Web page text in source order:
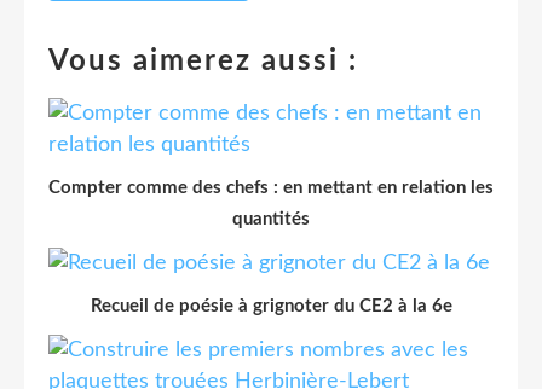
Vous aimerez aussi :
Compter comme des chefs : en mettant en relation les
quantités
Recueil de poésie à grignoter du CE2 à la 6e